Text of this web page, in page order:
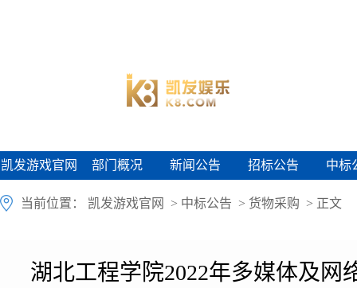
凯发游戏官网
凯发游戏官网 部门概况
部门概况 新闻公告
新闻公告 招标公告
招标公告 中标
中标
当前位置： 凯发游戏官网 > 中标公告 > 货物采购 > 正文
湖北工程学院2022年多媒体及